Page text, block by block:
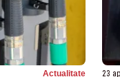
Actualitate 23